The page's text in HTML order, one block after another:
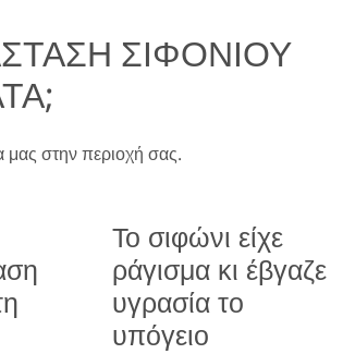
ΣΙΦΟΝΙΟΥ
μας στην περιοχή σας.
Το σιφώνι είχε
ράγισμα κι έβγαζε
υγρασία το
υπόγειο